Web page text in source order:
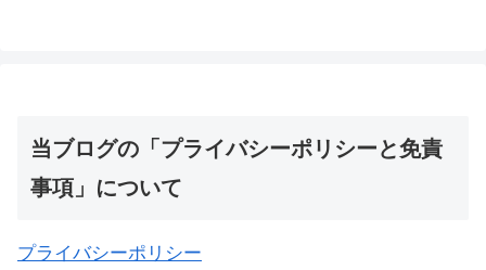
当ブログの「プライバシーポリシーと免責
事項」について
プライバシーポリシー